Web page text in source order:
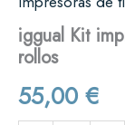
iggual Kit
rollos
55,00 €